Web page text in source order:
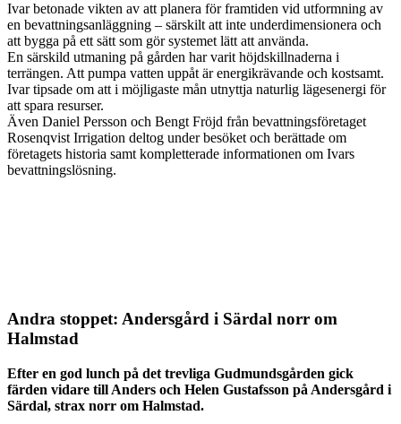
Ivar betonade vikten av att planera för framtiden vid utformning av
en bevattningsanläggning – särskilt att inte underdimensionera och
att bygga på ett sätt som gör systemet lätt att använda.
En särskild utmaning på gården har varit höjdskillnaderna i
terrängen. Att pumpa vatten uppåt är energikrävande och kostsamt.
Ivar tipsade om att i möjligaste mån utnyttja naturlig lägesenergi för
att spara resurser.
Även Daniel Persson och Bengt Fröjd från bevattningsföretaget
Rosenqvist Irrigation deltog under besöket och berättade om
företagets historia samt kompletterade informationen om Ivars
bevattningslösning.
Andra stoppet: Andersgård i Särdal norr om
Halmstad
Efter en god lunch på det trevliga Gudmundsgården gick
färden vidare till Anders och Helen Gustafsson på Andersgård i
Särdal, strax norr om Halmstad.